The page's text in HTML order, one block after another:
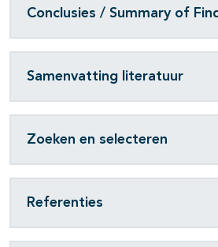
Conclusies / Summary of
Samenvatting literatuur
Zoeken en selecteren
Referenties